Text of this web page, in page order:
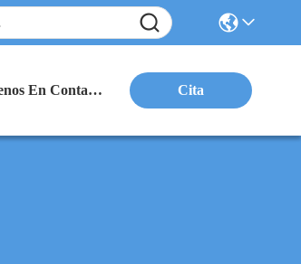
Éntrenos En Contacto Con Cita